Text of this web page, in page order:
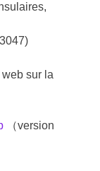
sur la
（version